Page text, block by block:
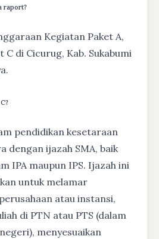
raport?
Kegiatan Paket A,
C di Cicurug, Kab. Sukabumi
pendidikan kesetaraan
dengan ijazah SMA, baik
IPA maupun IPS. Ijazah ini
untuk melamar
atau instansi,
di PTN atau PTS (dalam
menyesuaikan